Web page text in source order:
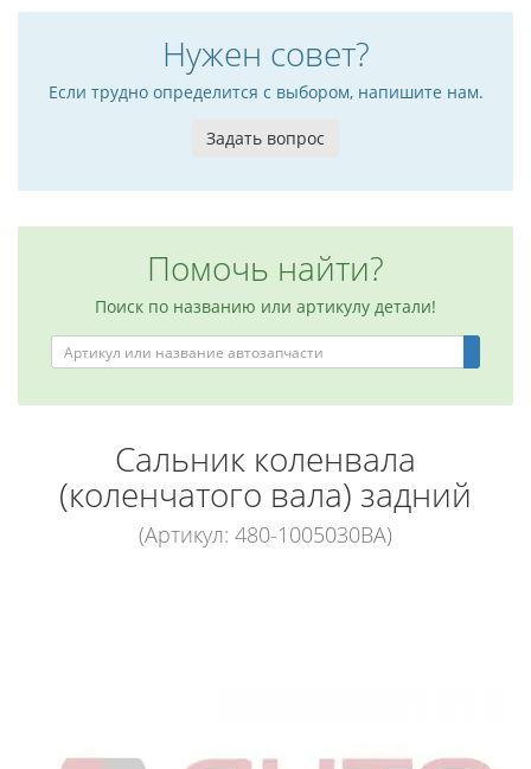
Нужен совет?
Если трудно определится с выбором, напишите нам.
Задать вопрос
Помочь найти?
Поиск по названию или артикулу детали!
Сальник коленвала
(коленчатого вала) задний
(Артикул: 480-1005030BA)